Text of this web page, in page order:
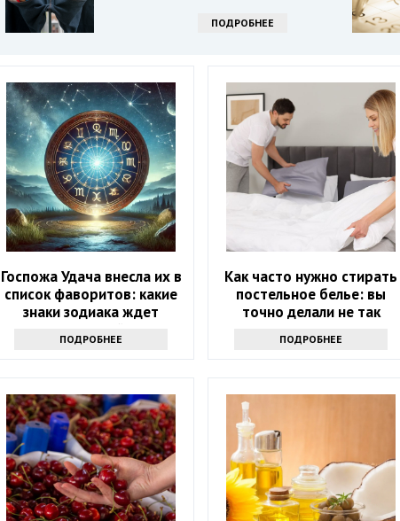
ПОДРОБНЕЕ
Госпожа Удача внесла их в
список фаворитов: какие
знаки зодиака ждет
ошеломительный успех в
ближайшие 10 дней
ПОДРОБНЕЕ
Как часто нужно стирать
постельное белье: вы
точно делали не так
ПОДРОБНЕЕ